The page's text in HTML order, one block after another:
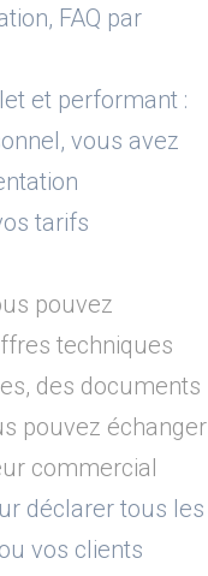
FAQ par
et performant :
vous avez
tarifs
pouvez
techniques
des documents
pouvez échanger
commercial
déclarer tous les
vos clients